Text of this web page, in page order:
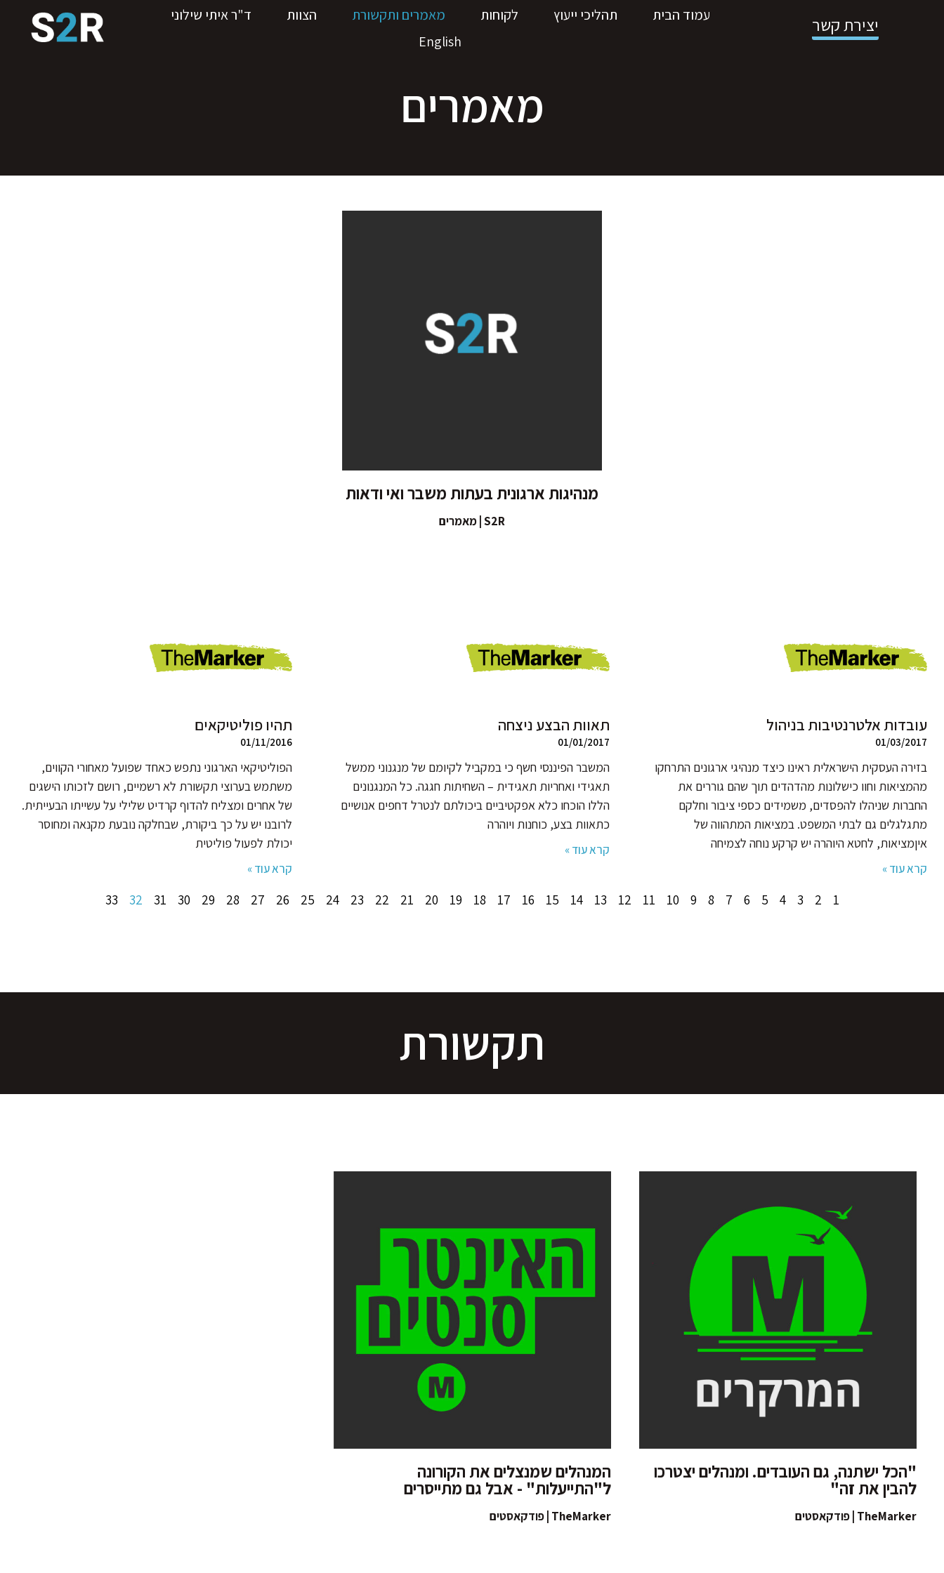
יצירת קשר עמוד הבית תהליכי ייעוץ לקוחות מאמרים ותקשורת הצוות
ד"ר איתי שילוני
English
מאמרים
מנהיגות ארגונית בעתות משבר ואי ודאות
S2R | מאמרים
עובדות אלטרנטיבות בניהול
01/03/2017
בזירה העסקית הישראלית ראינו כיצד מנהיגי ארגונים התרחקו
מהמציאות וחוו כישלונות מהדהדים תוך שהם גוררים את
החברות שניהלו להפסדים, משמידים כספי ציבור וחלקם
מתגלגלים גם לבתי המשפט. במציאות המתהווה של
איןמציאות, לחטא היוהרה יש קרקע נוחה לצמיחה
קרא עוד »
תאוות הבצע ניצחה
01/01/2017
המשבר הפיננסי חשף כי במקביל לקיומם של מנגנוני ממשל
תאגידי ואחריות תאגידית – השחיתות חגגה. כל המנגנונים
הללו הוכחו כלא אפקטיביים ביכולתם לנטרל דחפים אנושיים
כתאוות בצע, כוחנות ויוהרה
קרא עוד »
תהיו פוליטיקאים
01/11/2016
הפוליטיקאי הארגוני נתפש כאחד שפועל מאחורי הקווים,
משתמש בערוצי תקשורת לא רשמיים, רושם לזכותו הישגים
של אחרים ומצליח להדוף קרדיט שלילי על עשייתו הבעייתית.
לרובנו יש על כך ביקורת, שבחלקה נובעת מקנאה ומחוסר
יכולת לפעול פוליטית
קרא עוד »
1
2
3
4
5
6
7
8
9
10
11
12
13
14
15
16
17
18
19
20
21
22
23
24
25
26
27
28
29
30
31
32
33
תקשורת
"הכל ישתנה, גם העובדים. ומנהלים יצטרכו
להבין את זה"
TheMarker | פודקאסטים
המנהלים שמנצלים את הקורונה
ל"התייעלות" - אבל גם מתייסרים
TheMarker | פודקאסטים